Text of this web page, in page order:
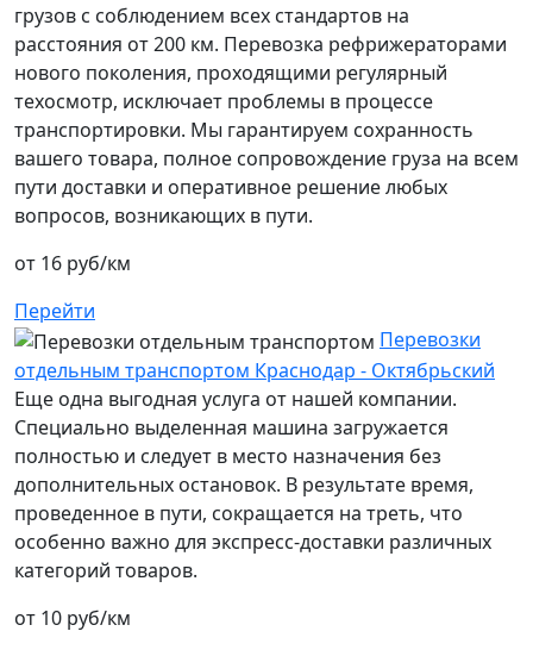
грузов с соблюдением всех стандартов на
расстояния от 200 км. Перевозка рефрижераторами
нового поколения, проходящими регулярный
техосмотр, исключает проблемы в процессе
транспортировки. Мы гарантируем сохранность
вашего товара, полное сопровождение груза на всем
пути доставки и оперативное решение любых
вопросов, возникающих в пути.
от 16 руб/км
Перейти
Перевозки
отдельным транспортом Краснодар - Октябрьский
Еще одна выгодная услуга от нашей компании.
Специально выделенная машина загружается
полностью и следует в место назначения без
дополнительных остановок. В результате время,
проведенное в пути, сокращается на треть, что
особенно важно для экспресс-доставки различных
категорий товаров.
от 10 руб/км